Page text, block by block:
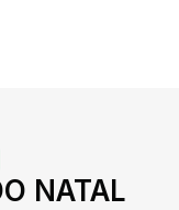
NATAL